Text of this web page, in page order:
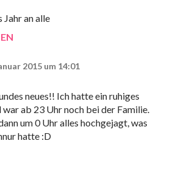
Jahr an alle
2015 um 14:01
neues!! Ich hatte ein ruhiges
war ab 23 Uhr noch bei der Familie.
um 0 Uhr alles hochgejagt, was
hatte :D